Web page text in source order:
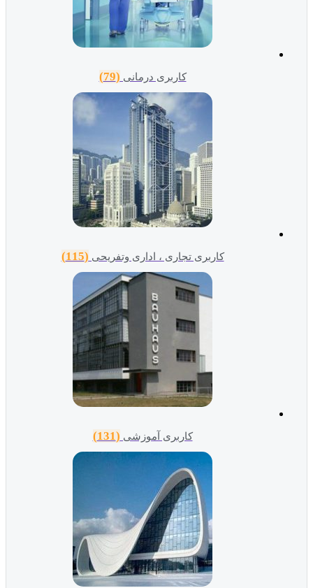
کاربری درمانی (79)
کاربری تجاری ، اداری وتفریحی(115)
کاربری آموزشی(131)